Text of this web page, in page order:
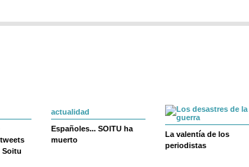
Soitu
actualidad
Españoles... SOITU ha
muerto
La valentía de los
periodistas